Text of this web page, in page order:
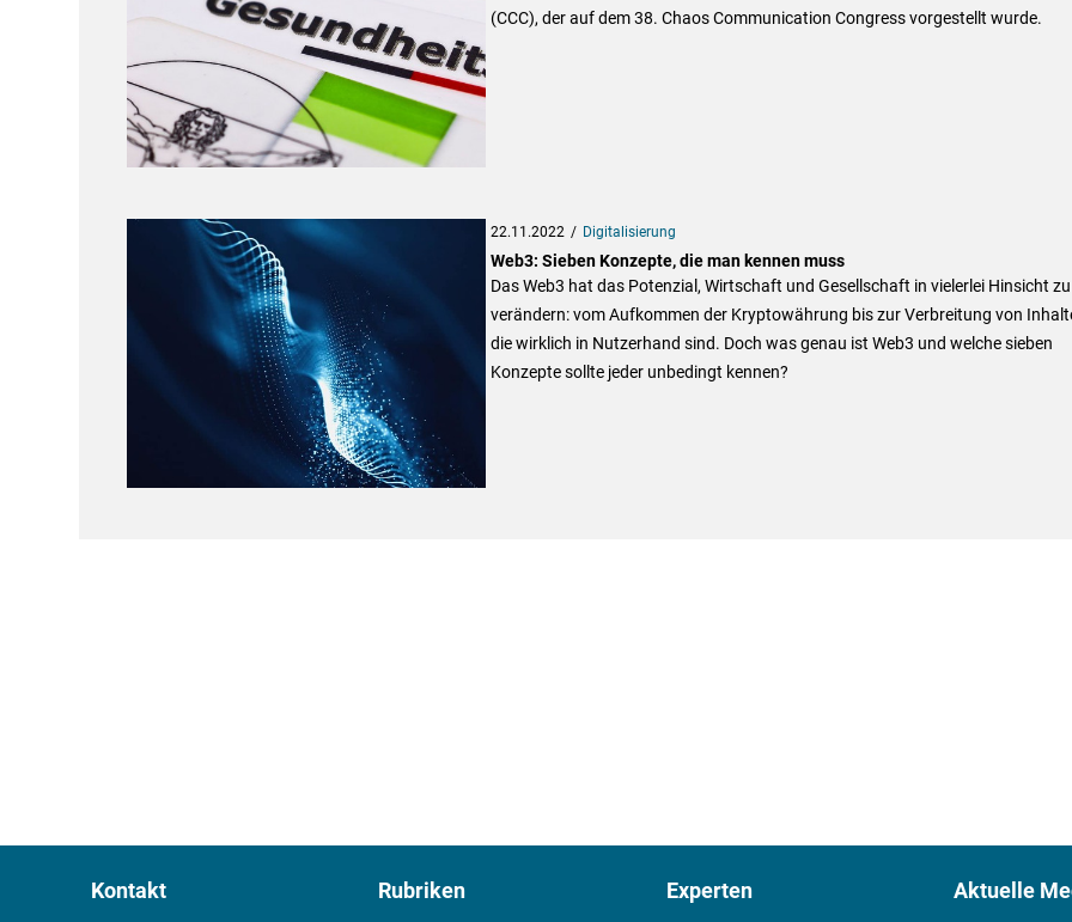
(CCC), der auf dem 38. Chaos Communication Congress vorgestellt wurde.
22.11.2022 Digitalisierung
Web3: Sieben Konzepte, die man kennen muss
Das Web3 hat das Potenzial, Wirtschaft und Gesellschaft in vielerlei Hinsicht zu
verändern: vom Aufkommen der Kryptowährung bis zur Verbreitung von
die wirklich in Nutzerhand sind. Doch was genau ist Web3 und welche sieben
Konzepte sollte jeder unbedingt kennen?
Kontakt Rubriken Experten Aktuelle